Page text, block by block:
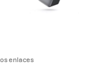
enlaces